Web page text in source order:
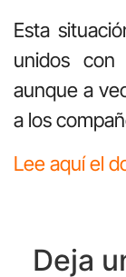
Esta
unidos
aunque a
a los
Lee aquí el
Deja